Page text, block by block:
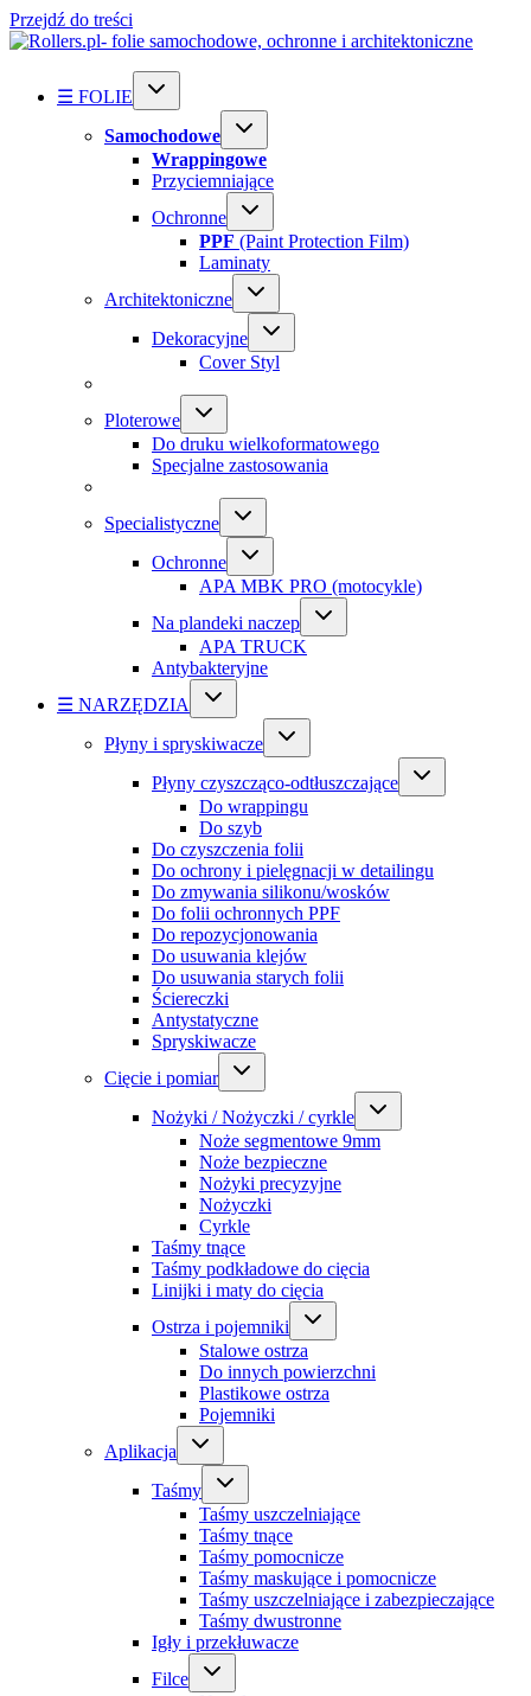
Przejdź do treści
☰ FOLIE
Samochodowe
Wrappingowe
Przyciemniające
Ochronne
PPF (Paint Protection Film)
Laminaty
Architektoniczne
Dekoracyjne
Cover Styl
Ploterowe
Do druku wielkoformatowego
Specjalne zastosowania
Specialistyczne
Ochronne
APA MBK PRO (motocykle)
Na plandeki naczep
APA TRUCK
Antybakteryjne
☰ NARZĘDZIA
Płyny i spryskiwacze
Płyny czyszcząco-odtłuszczające
Do wrappingu
Do szyb
Do czyszczenia folii
Do ochrony i pielęgnacji w detailingu
Do zmywania silikonu/wosków
Do folii ochronnych PPF
Do repozycjonowania
Do usuwania klejów
Do usuwania starych folii
Ściereczki
Antystatyczne
Spryskiwacze
Cięcie i pomiar
Nożyki / Nożyczki / cyrkle
Noże segmentowe 9mm
Noże bezpieczne
Nożyki precyzyjne
Nożyczki
Cyrkle
Taśmy tnące
Taśmy podkładowe do cięcia
Linijki i maty do cięcia
Ostrza i pojemniki
Stalowe ostrza
Do innych powierzchni
Plastikowe ostrza
Pojemniki
Aplikacja
Taśmy
Taśmy uszczelniające
Taśmy tnące
Taśmy pomocnicze
Taśmy maskujące i pomocnicze
Taśmy uszczelniające i zabezpieczające
Taśmy dwustronne
Igły i przekłuwacze
Filce